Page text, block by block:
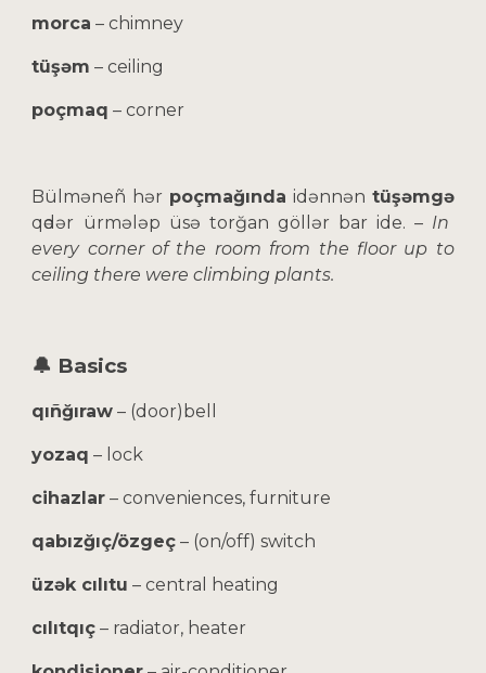
morca – chimney
tüşəm – ceiling
poçmaq – corner
Bülməneñ hər poçmağında idənnən tüşəmgə
qәdər ürmələp üsə torğan göllər bar ide.– In
every corner of the room from the floor up to
ceiling there were climbing plants.
🔔 Basics
qıñğıraw – (door)bell
yozaq – lock
cihazlar – conveniences, furniture
qabızğıç/özgeç – (on/off) switch
üzək cılıtu – central heating
cılıtqıç – radiator, heater